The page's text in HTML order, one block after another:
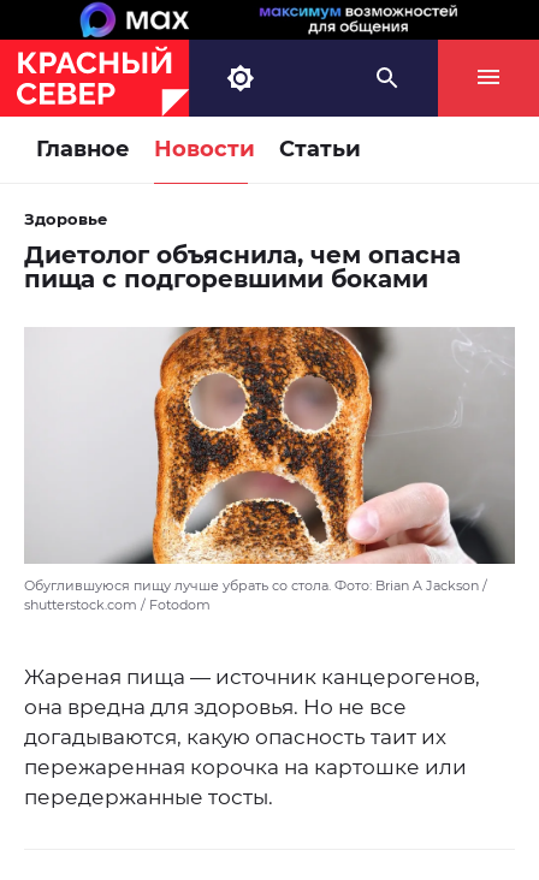
Главное Новости Статьи
Здоровье
Диетолог объяснила, чем опасна
пища с подгоревшими боками
Обуглившуюся пищу лучше убрать со стола. Фото: Brian A Jackson /
shutterstock.com / Fotodom
Жареная пища — источник канцерогенов,
она вредна для здоровья. Но не все
догадываются, какую опасность таит их
пережаренная корочка на картошке или
передержанные тосты.